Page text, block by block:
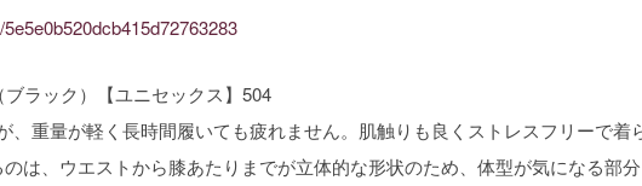
ラック）【ユニセックス】504
、重量が軽く長時間履いても疲れません。肌触りも良くストレスフリーで着
は、ウエストから膝あたりまでが立体的な形状のため、体型が気になる部分